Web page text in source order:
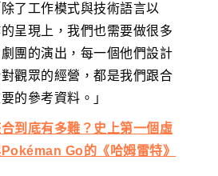
了工作模式與技術語言以
呈現上，我們也需要做很多
團的演出，每一個他們設計
觀眾的經營，都是我們跟合
的參考資料。」
到底有多難？史上第一個虛
Go的《哈姆雷特》